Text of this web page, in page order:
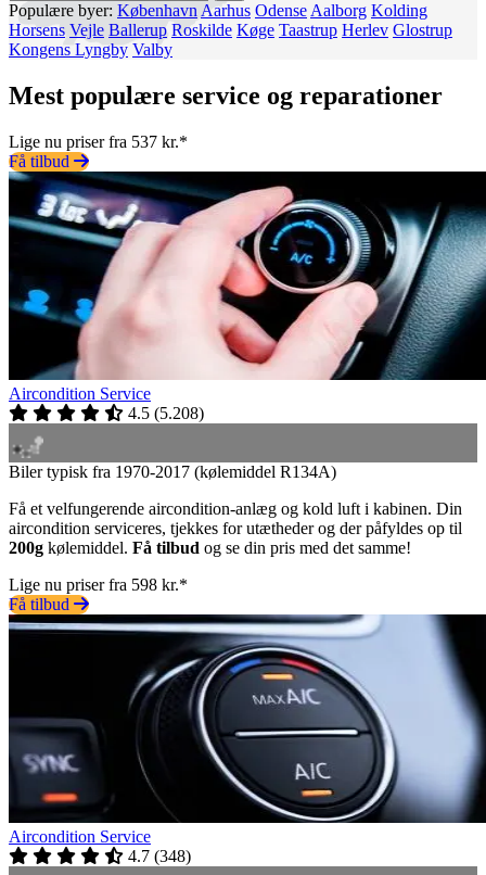
Populære byer: København Aarhus Odense Aalborg Kolding
Horsens Vejle Ballerup Roskilde Køge Taastrup Herlev Glostrup
Kongens Lyngby Valby
Mest populære service og reparationer
Lige nu priser fra 537 kr.*
Få tilbud
Aircondition Service
4.5 (5.208)
Biler typisk fra 1970-2017 (kølemiddel R134A)
Få et velfungerende aircondition-anlæg og kold luft i kabinen. Din
aircondition serviceres, tjekkes for utætheder og der påfyldes op til
200g kølemiddel. Få tilbud og se din pris med det samme!
Lige nu priser fra 598 kr.*
Få tilbud
Aircondition Service
4.7 (348)